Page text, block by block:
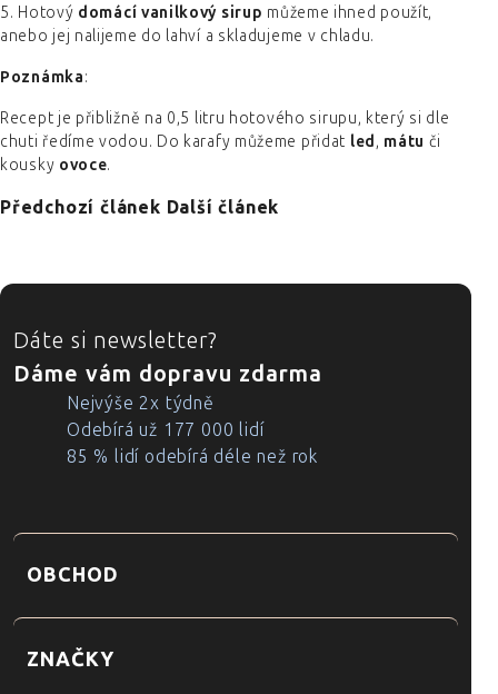
5. Hotový domácí vanilkový sirup můžeme ihned použít,
anebo jej nalijeme do lahví a skladujeme v chladu.
Poznámka:
Recept je přibližně na 0,5 litru hotového sirupu, který si dle
chuti ředíme vodou. Do karafy můžeme přidat led, mátu či
kousky ovoce.
Předchozí článek Další článek
ZÁPATÍ
Dáte si newsletter?
Dáme vám dopravu zdarma
Nejvýše 2x týdně
Odebírá už 177 000 lidí
85 % lidí odebírá déle než rok
OBCHOD
ZNAČKY